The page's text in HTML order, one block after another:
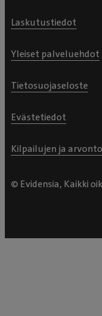
Laskutustiedot
Yleiset palveluehdot
Tietosuojaseloste
Evästetiedot
Kilpailujen ja
© Evidensia, Kaikki